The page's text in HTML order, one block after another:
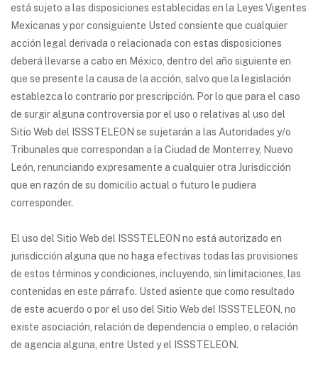
está sujeto a las disposiciones establecidas en la Leyes Vigentes
Mexicanas y por consiguiente Usted consiente que cualquier
acción legal derivada o relacionada con estas disposiciones
deberá llevarse a cabo en México, dentro del año siguiente en
que se presente la causa de la acción, salvo que la legislación
establezca lo contrario por prescripción. Por lo que para el caso
de surgir alguna controversia por el uso o relativas al uso del
Sitio Web del ISSSTELEON se sujetarán a las Autoridades y/o
Tribunales que correspondan a la Ciudad de Monterrey, Nuevo
León, renunciando expresamente a cualquier otra Jurisdicción
que en razón de su domicilio actual o futuro le pudiera
corresponder.
El uso del Sitio Web del ISSSTELEON no está autorizado en
jurisdicción alguna que no haga efectivas todas las provisiones
de estos términos y condiciones, incluyendo, sin limitaciones, las
contenidas en este párrafo. Usted asiente que como resultado
de este acuerdo o por el uso del Sitio Web del ISSSTELEON, no
existe asociación, relación de dependencia o empleo, o relación
de agencia alguna, entre Usted y el ISSSTELEON.